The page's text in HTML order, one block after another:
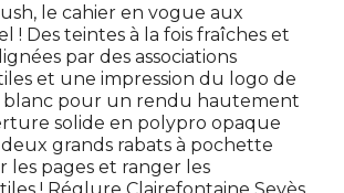
le cahier en vogue aux
! Des teintes à la fois fraîches et
par des associations
et une impression du logo de
blanc pour un rendu hautement
solide en polypro opaque
grands rabats à pochette
les pages et ranger les